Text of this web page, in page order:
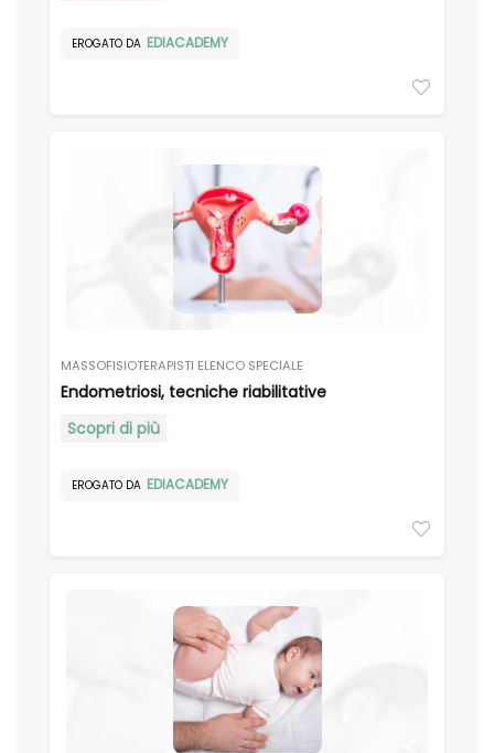
EROGATO DA EDIACADEMY
MASSOFISIOTERAPISTI ELENCO SPECIALE
Endometriosi, tecniche riabilitative
Scopri di più
EROGATO DA EDIACADEMY